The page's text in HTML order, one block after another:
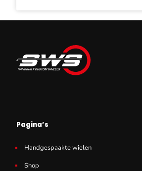
€ 7,00.€ 6,00.
Pagina’s
Handgespaakte wielen
Shop